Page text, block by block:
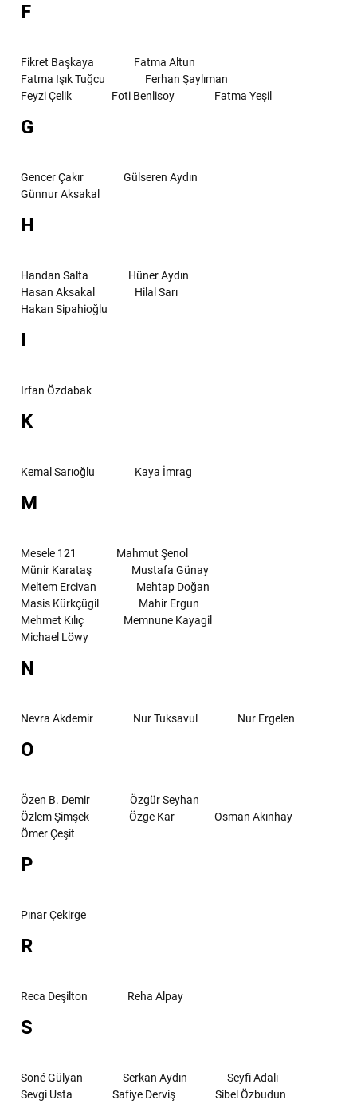
F
Fikret Başkaya
Fatma Altun
Fatma Işık Tuğcu
Ferhan Şaylıman
Feyzi Çelik
Foti Benlisoy Fatma Yeşil
G
Gencer Çakır
Gülseren Aydın
Günnur Aksakal
H
Handan Salta
Hüner Aydın
Hasan Aksakal
Hilal Sarı
Hakan Sipahioğlu
I
Irfan Özdabak
K
Kemal Sarıoğlu Kaya İmrag
M
Mesele 121
Mahmut Şenol
Münir Karataş
Mustafa Günay
Meltem Ercivan
Mehtap Doğan
Masis Kürkçügil
Mahir Ergun
Mehmet Kılıç
Memnune Kayagil
Michael Löwy
N
Nevra Akdemir Nur Tuksavul Nur Ergelen
O
Özen B. Demir
Özgür Seyhan
Özlem Şimşek
Özge Kar
Osman Akınhay
Ömer Çeşit
P
Pınar Çekirge
R
Reca Deşilton Reha Alpay
S
Soné Gülyan Serkan Aydın
Seyfi Adalı
Sevgi Usta
Safiye Derviş
Sibel Özbudun